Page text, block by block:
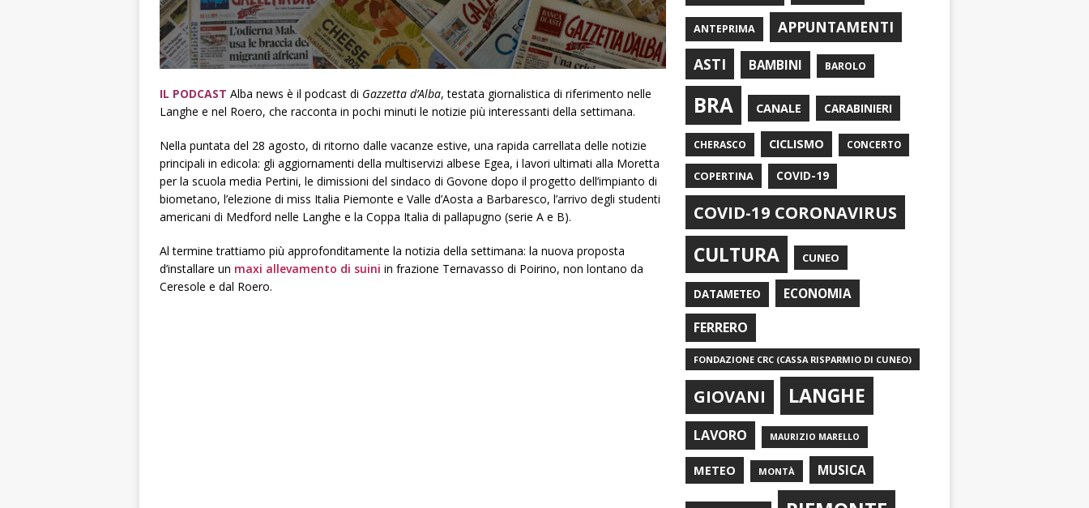
IL PODCAST Alba news è il podcast di Gazzetta d’Alba, testata giornalistica di riferimento nelle
Langhe e nel Roero, che racconta in pochi minuti le notizie più interessanti della settimana.
Nella puntata del 28 agosto, di ritorno dalle vacanze estive, una rapida carrellata delle notizie
principali in edicola: gli aggiornamenti della multiservizi albese Egea, i lavori ultimati alla Moretta
per la scuola media Pertini, le dimissioni del sindaco di Govone dopo il progetto dell’impianto di
biometano, l’elezione di miss Italia Piemonte e Valle d’Aosta a Barbaresco, l’arrivo degli studenti
americani di Medford nelle Langhe e la Coppa Italia di pallapugno (serie A e B).
Al termine trattiamo più approfonditamente la notizia della settimana: la nuova proposta
d’installare un maxi allevamento di suini in frazione Ternavasso di Poirino, non lontano da
Ceresole e dal Roero.
ANTEPRIMA
APPUNTAMENTI
ASTI
BAMBINI BAROLO
BRA CANALE CARABINIERI
CHERASCO CICLISMO CONCERTO
COPERTINA COVID-19
COVID-19 CORONAVIRUS
CULTURA CUNEO
DATAMETEO ECONOMIA
FERRERO
FONDAZIONE CRC (CASSA RISPARMIO DI CUNEO)
GIOVANI LANGHE
LAVORO MAURIZIO MARELLO
METEO MONTÀ MUSICA